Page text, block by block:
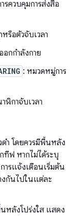
รควบคุมการส่งสื่อ
รือตัวจับเวลา
อกกำลังกาย
: หมวดหมู่การ
ฬิกาจับเวลา
ดำ โดยควรมีพื้นหลัง
ฟ หากไม่ได้ระบุ
ารแจ้งเตือนเริ่มต้น
งกันไปในแต่ละ
หลังโปร่งใส แสดง